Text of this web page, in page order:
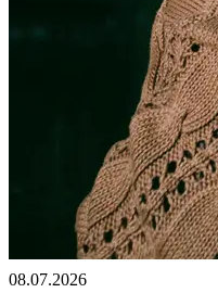
08.07.2026